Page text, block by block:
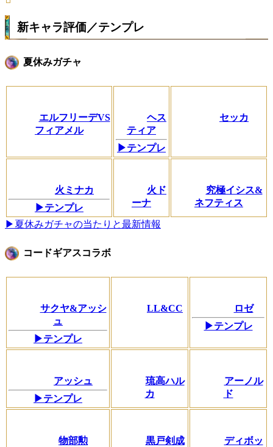
新キャラ評価／テンプレ
夏休みガチャ
エルフリーデVS
フィアメル
ヘス
ティア
▶テンプレ
セッカ
火ミナカ
▶テンプレ
火ド
ーナ
究極イシス&
ネフティス
▶夏休みガチャの当たりと最新情報
コードギアスコラボ
サクヤ&アッシ
ュ
▶テンプレ
LL&CC
ロゼ
▶テンプレ
アッシュ
▶テンプレ
琉高ハル
カ
アーノル
ド
物部勲 黒戸剣成
ディボッ